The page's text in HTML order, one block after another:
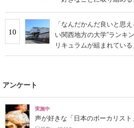
10
「なんだかんだ良いと思
い関西地方の大学”ランキ
リキュラムが組まれてい
アンケート
実施中
声が好きな「日本のボーカリスト